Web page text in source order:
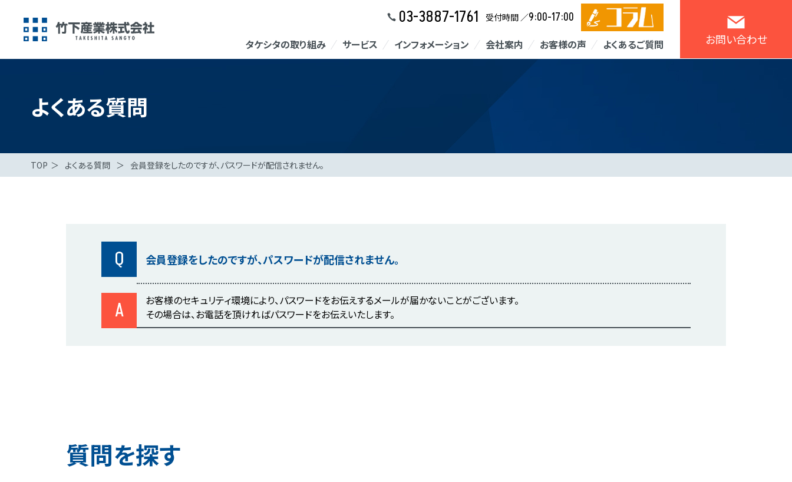
03-3887-1761 受付時間 ／9:00-17:00
タケシタの取り組み サービス インフォメーション 会社案内 お客様の声 よくあるご質問 お問い合わせ
よくある質問
TOP ＞ よくある質問 ＞ 会員登録をしたのですが、パスワードが配信されません。
Q 会員登録をしたのですが、パスワードが配信されません。
A
お客様のセキュリティ環境により、パスワードをお伝えするメールが届かないことがございます。
その場合は、お電話を頂ければパスワードをお伝えいたします。
質問を探す